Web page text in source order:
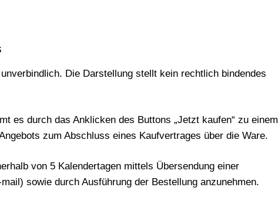
Die Darstellung stellt kein rechtlich bindendes
es durch das Anklicken des Buttons „Jetzt kaufen“ zu einem
zum Abschluss eines Kaufvertrages über die Ware.
von 5 Kalendertagen mittels Übersendung einer
sowie durch Ausführung der Bestellung anzunehmen.